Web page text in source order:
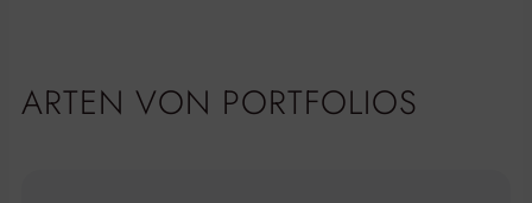
ARTEN VON PORTFOLIOS